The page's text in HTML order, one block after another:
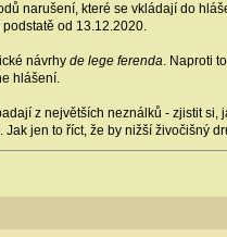
narušení, které se vkládají do
od 13.12.2020.
návrhy de lege ferenda. Naproti
hlášení.
z největších neználků - zjistit si,
jen to říct, že by nižší živočišný